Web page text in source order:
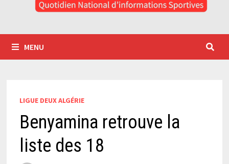
MENU
LIGUE DEUX ALGÉRIE
Benyamina retrouve la
liste des 18